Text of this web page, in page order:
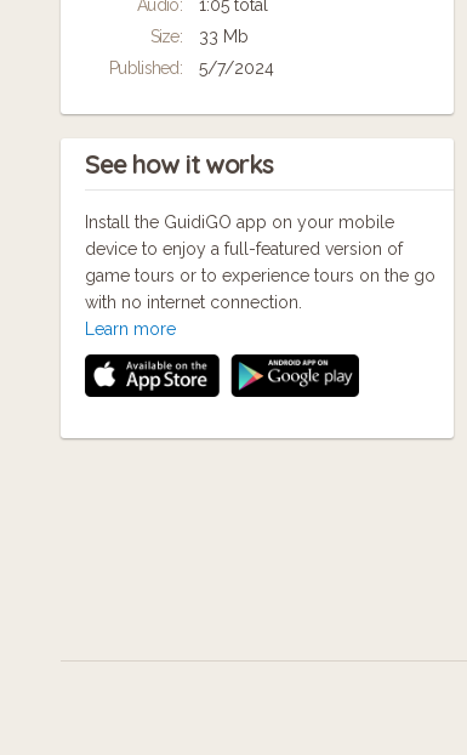
in-situ des projets à l’image de celles et ceux
qui y participent.
Audio:
1:05 total
Size:
33 Mb
Published:
5/7/2024
See how it works
Install the GuidiGO app on your mobile
device to enjoy a full-featured version of
game tours or to experience tours on the go
with no internet connection.
Learn more